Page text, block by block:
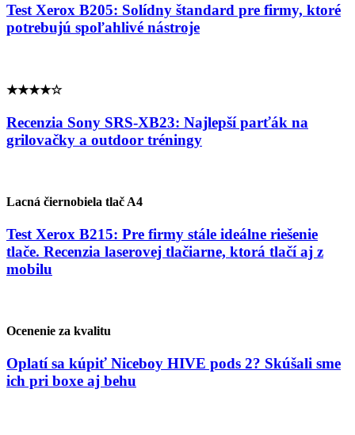
Test Xerox B205: Solídny štandard pre firmy, ktoré
potrebujú spoľahlivé nástroje
★★★★☆
Recenzia Sony SRS-XB23: Najlepší parťák na
grilovačky a outdoor tréningy
Lacná čiernobiela tlač A4
Test Xerox B215: Pre firmy stále ideálne riešenie
tlače. Recenzia laserovej tlačiarne, ktorá tlačí aj z
mobilu
Ocenenie za kvalitu
Oplatí sa kúpiť Niceboy HIVE pods 2? Skúšali sme
ich pri boxe aj behu